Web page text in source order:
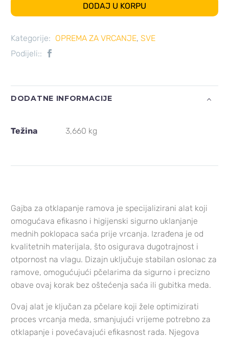
DODAJ U KORPU
Kategorije: OPREMA ZA VRCANJE, SVE
Podijeli::
DODATNE INFORMACIJE
Težina 3,660 kg
Gajba za otklapanje ramova je specijalizirani alat koji
omogućava efikasno i higijenski sigurno uklanjanje
mednih poklopaca saća prije vrcanja. Izrađena je od
kvalitetnih materijala, što osigurava dugotrajnost i
otpornost na vlagu. Dizajn uključuje stabilan oslonac za
ramove, omogućujući pčelarima da sigurno i precizno
obave ovaj korak bez oštećenja saća ili gubitka meda.
Ovaj alat je ključan za pčelare koji žele optimizirati
proces vrcanja meda, smanjujući vrijeme potrebno za
otklapanje i povećavajući efikasnost rada. Njegova